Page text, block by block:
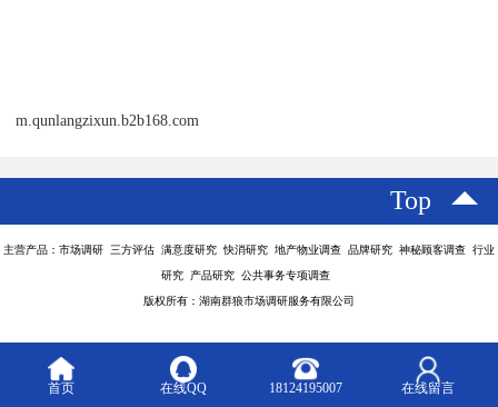
m.qunlangzixun.b2b168.com
Top
主营产品：市场调研 三方评估 满意度研究 快消研究 地产物业调查 品牌研究 神秘顾客调查 行业
研究 产品研究 公共事务专项调查
版权所有：湖南群狼市场调研服务有限公司
首页 在线QQ 18124195007 在线留言